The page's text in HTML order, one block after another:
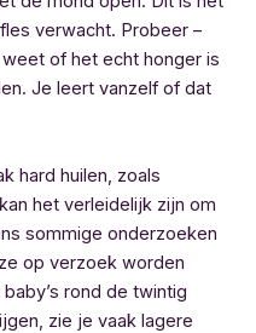
verwacht. Probeer –
of het echt honger is
Je leert vanzelf of dat
hard huilen, zoals
het verleidelijk zijn om
sommige onderzoeken
op verzoek worden
rond de twintig
zie je vaak lagere